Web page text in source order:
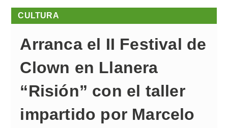
CULTURA
Arranca el II Festival de
Clown en Llanera
“Risión” con el taller
impartido por Marcelo